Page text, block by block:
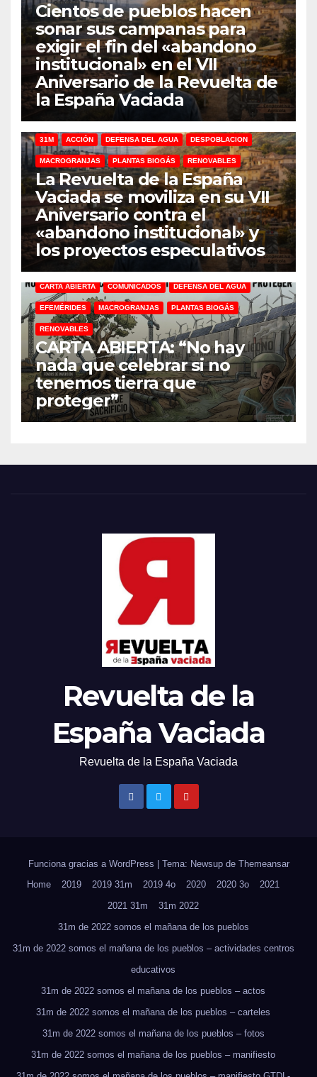
Cientos de pueblos hacen
sonar sus campanas para
exigir el fin del «abandono
institucional» en el VII
Aniversario de la Revuelta de
la España Vaciada
31M ACCIÓN DEFENSA DEL AGUA DESPOBLACION
MACROGRANJAS PLANTAS BIOGÁS RENOVABLES
La Revuelta de la España
Vaciada se moviliza en su VII
Aniversario contra el
«abandono institucional» y
los proyectos especulativos
CARTA ABIERTA COMUNICADOS DEFENSA DEL AGUA
EFEMÉRIDES MACROGRANJAS PLANTAS BIOGÁS
RENOVABLES
CARTA ABIERTA: “No hay
nada que celebrar si no
tenemos tierra que
proteger”
Revuelta de la
España Vaciada
Revuelta de la España Vaciada
Funciona gracias a WordPress | Tema: Newsup de Themeansar
Home
2019 2019 31m 2019 4o 2020 2020 3o
2021
2021 31m
31m 2022
31m de 2022 somos el mañana de los pueblos
31m de 2022 somos el mañana de los pueblos – actividades centros
educativos
31m de 2022 somos el mañana de los pueblos – actos
31m de 2022 somos el mañana de los pueblos – carteles
31m de 2022 somos el mañana de los pueblos – fotos
31m de 2022 somos el mañana de los pueblos – manifiesto